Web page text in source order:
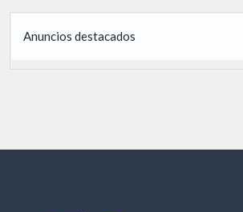
Anuncios destacados